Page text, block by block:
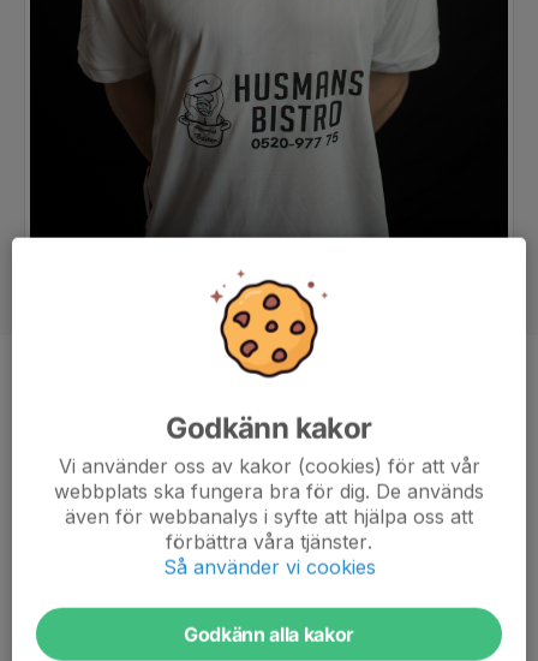
18 år
Tidigare klubbar
Halvorstorp IS
Försvarsgenaral med enorm pondus och inställning, som
publiken att rodna.
Godkänn kakor
Vi använder oss av kakor (cookies) för att vår
webbplats ska fungera bra för dig. De används
även för webbanalys i syfte att hjälpa oss att
förbättra våra tjänster.
Så använder vi cookies
Godkänn alla kakor